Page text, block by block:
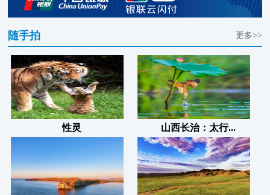
随手拍 更多>>
性灵 山西长治：太行...